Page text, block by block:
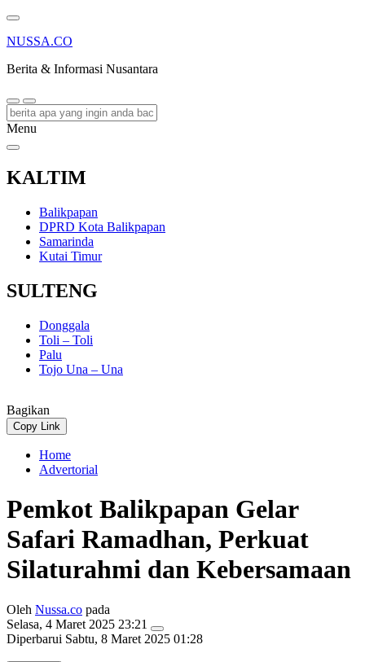
NUSSA.CO
Berita & Informasi Nusantara
Menu
KALTIM
Balikpapan
DPRD Kota Balikpapan
Samarinda
Kutai Timur
SULTENG
Donggala
Toli – Toli
Palu
Tojo Una – Una
Bagikan
Copy Link
Home
Advertorial
Pemkot Balikpapan Gelar
Safari Ramadhan, Perkuat
Silaturahmi dan Kebersamaan
Oleh Nussa.co pada
Selasa, 4 Maret 2025 23:21
Diperbarui Sabtu, 8 Maret 2025 01:28